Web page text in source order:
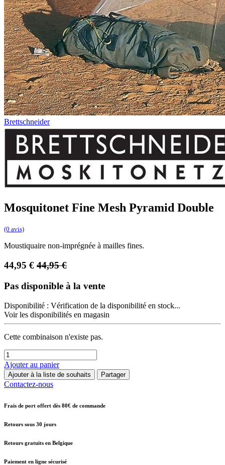
Brettschneider
Mosquitonet Fine Mesh Pyramid Double
(0 avis)
Moustiquaire non-imprégnée à mailles fines.
44,95 € 44,95€
Pas disponible à la vente
Disponibilité : Vérification de la disponibilité en stock...
Voir les disponibilités en magasin
Cette combinaison n'existe pas.
Ajouter au panier
Ajouter à la liste de souhaits Partager
Contactez-nous
Frais de port offert dès 80€ de commande
Retours sous 30 jours
Retours gratuits en Belgique
Paiement en ligne sécurisé